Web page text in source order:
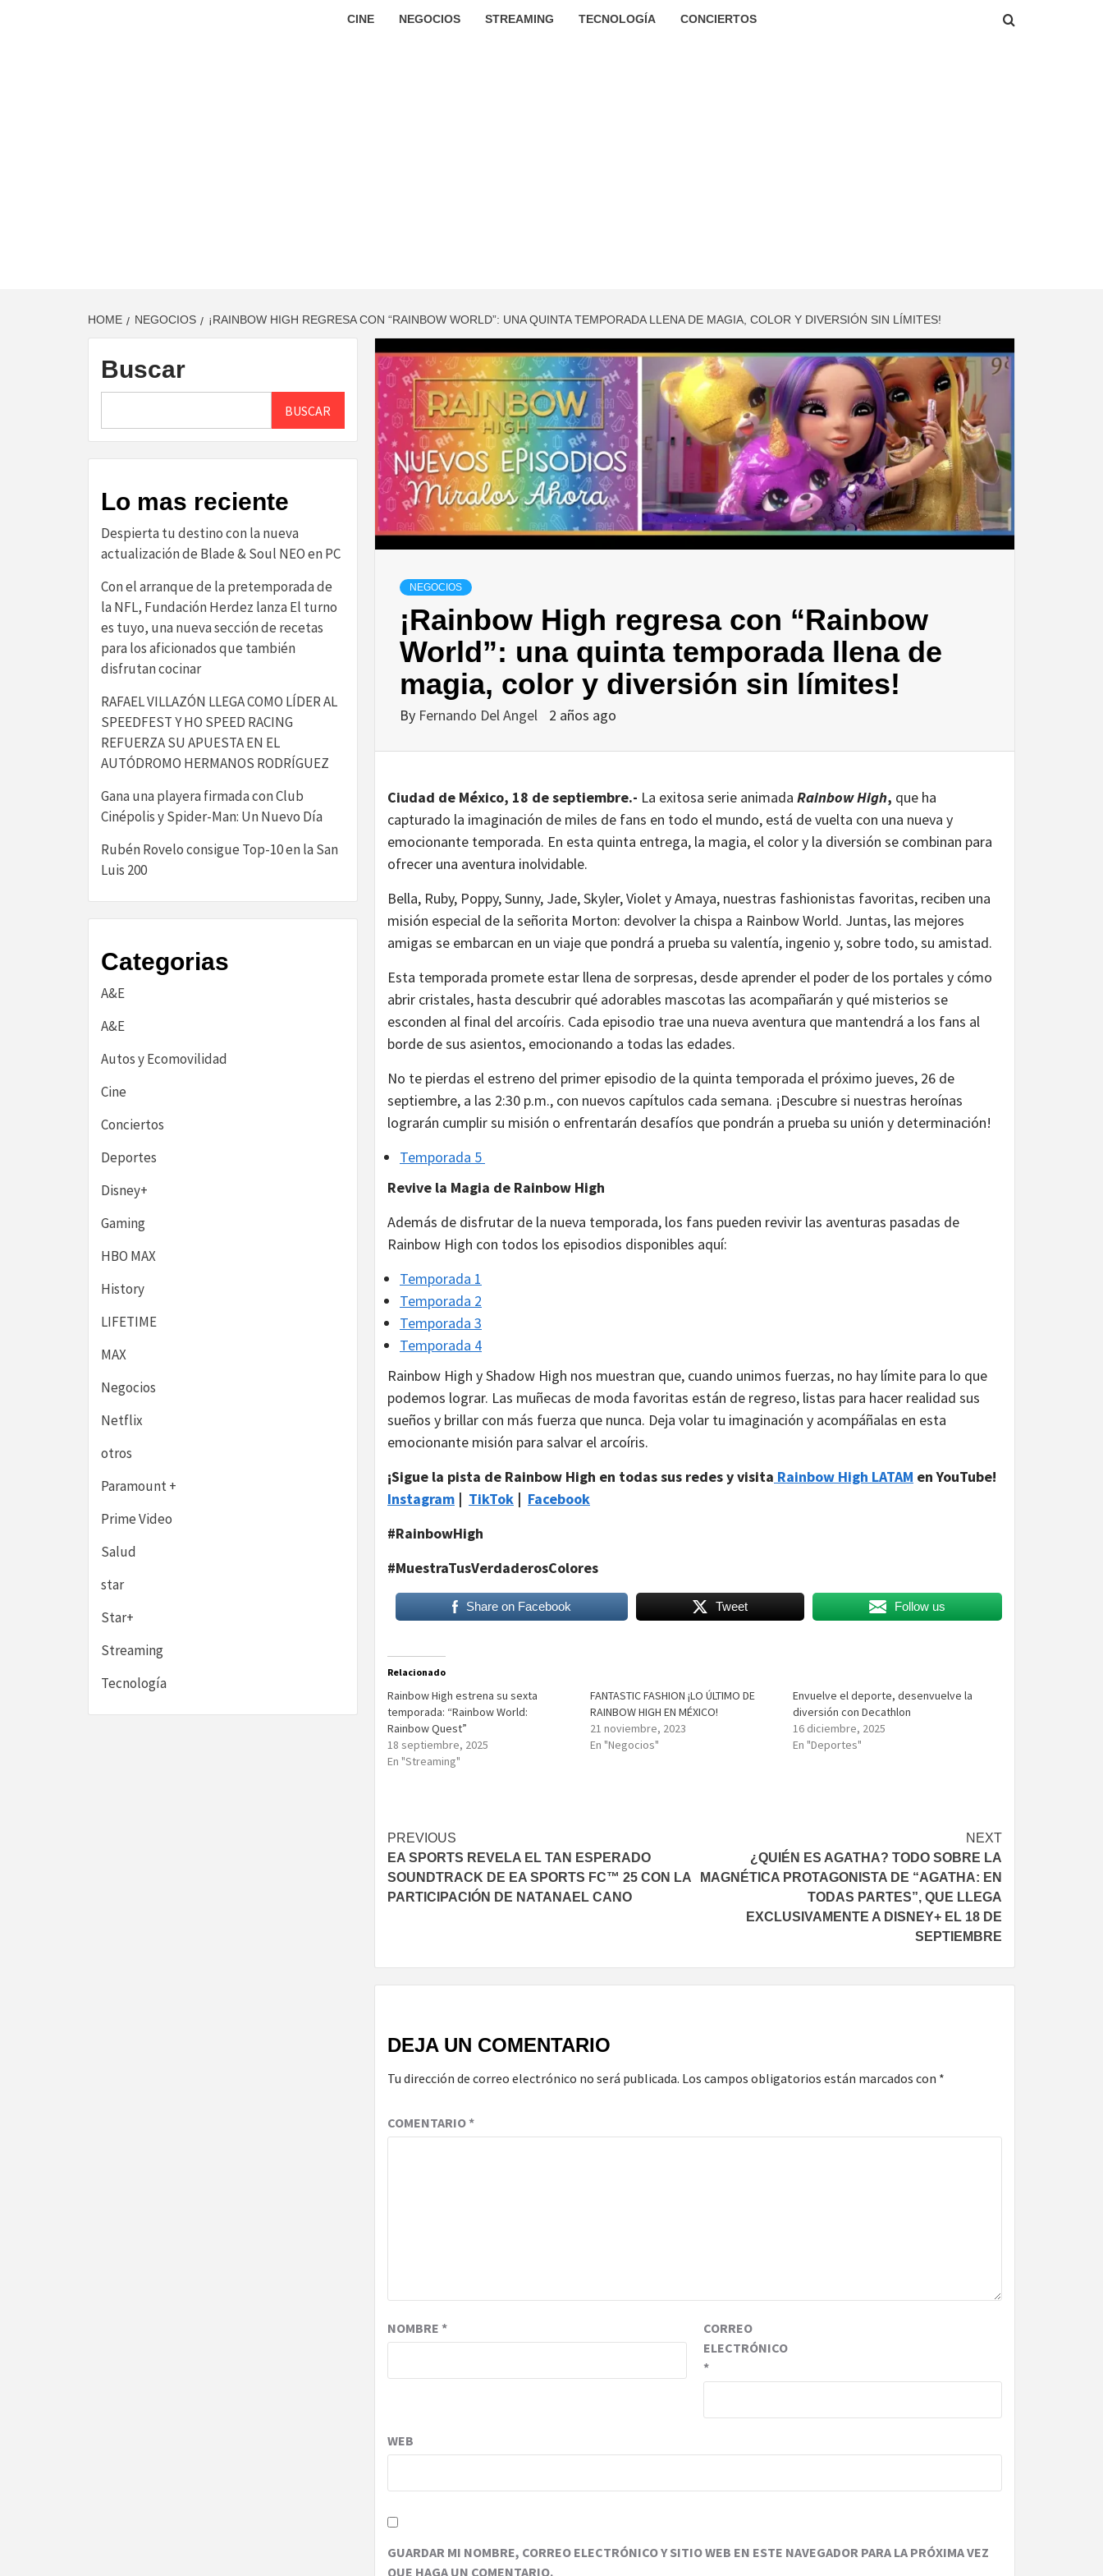
CINE NEGOCIOS STREAMING TECNOLOGÍA CONCIERTOS
HOME NEGOCIOS ¡RAINBOW HIGH REGRESA CON “RAINBOW WORLD”: UNA QUINTA TEMPORADA LLENA DE MAGIA, COLOR Y DIVERSIÓN SIN LÍMITES!
NEGOCIOS
¡Rainbow High regresa con “Rainbow
World”: una quinta temporada llena de
magia, color y diversión sin límites!
By Fernando Del Angel 2 años ago
Ciudad de México, 18 de septiembre.- La exitosa serie animada Rainbow High, que ha
capturado la imaginación de miles de fans en todo el mundo, está de vuelta con una nueva y
emocionante temporada. En esta quinta entrega, la magia, el color y la diversión se combinan para
ofrecer una aventura inolvidable.
Bella, Ruby, Poppy, Sunny, Jade, Skyler, Violet y Amaya, nuestras fashionistas favoritas, reciben una
misión especial de la señorita Morton: devolver la chispa a Rainbow World. Juntas, las mejores
amigas se embarcan en un viaje que pondrá a prueba su valentía, ingenio y, sobre todo, su amistad.
Esta temporada promete estar llena de sorpresas, desde aprender el poder de los portales y cómo
abrir cristales, hasta descubrir qué adorables mascotas las acompañarán y qué misterios se
esconden al final del arcoíris. Cada episodio trae una nueva aventura que mantendrá a los fans al
borde de sus asientos, emocionando a todas las edades.
No te pierdas el estreno del primer episodio de la quinta temporada el próximo jueves, 26 de
septiembre, a las 2:30 p.m., con nuevos capítulos cada semana. ¡Descubre si nuestras heroínas
lograrán cumplir su misión o enfrentarán desafíos que pondrán a prueba su unión y determinación!
Temporada 5
Revive la Magia de Rainbow High
Además de disfrutar de la nueva temporada, los fans pueden revivir las aventuras pasadas de
Rainbow High con todos los episodios disponibles aquí:
Temporada 1
Temporada 2
Temporada 3
Temporada 4
Rainbow High y Shadow High nos muestran que, cuando unimos fuerzas, no hay límite para lo que
podemos lograr. Las muñecas de moda favoritas están de regreso, listas para hacer realidad sus
sueños y brillar con más fuerza que nunca. Deja volar tu imaginación y acompáñalas en esta
emocionante misión para salvar el arcoíris.
¡Sigue la pista de Rainbow High en todas sus redes y visita Rainbow High LATAM en YouTube!
Instagram | TikTok | Facebook
#RainbowHigh
#MuestraTusVerdaderosColores
Share on Facebook Tweet Follow us
Relacionado
Rainbow High estrena su sexta
temporada: “Rainbow World:
Rainbow Quest”
18 septiembre, 2025
En "Streaming"
FANTASTIC FASHION ¡LO ÚLTIMO DE
RAINBOW HIGH EN MÉXICO!
21 noviembre, 2023
En "Negocios"
Envuelve el deporte, desenvuelve la
diversión con Decathlon
16 diciembre, 2025
En "Deportes"
Post
navigation
PREVIOUS
EA SPORTS REVELA EL TAN ESPERADO
SOUNDTRACK DE EA SPORTS FC™ 25 CON LA
PARTICIPACIÓN DE NATANAEL CANO
NEXT
¿QUIÉN ES AGATHA? TODO SOBRE LA
MAGNÉTICA PROTAGONISTA DE “AGATHA: EN
TODAS PARTES”, QUE LLEGA
EXCLUSIVAMENTE A DISNEY+ EL 18 DE
SEPTIEMBRE
DEJA UN COMENTARIO
Tu dirección de correo electrónico no será publicada. Los campos obligatorios están marcados con *
COMENTARIO*
NOMBRE *
CORREO
ELECTRÓNICO
*
WEB
GUARDAR MI NOMBRE, CORREO ELECTRÓNICO Y SITIO WEB EN ESTE NAVEGADOR PARA LA PRÓXIMA VEZ
QUE HAGA UN COMENTARIO.
Buscar
BUSCAR
Lo mas reciente
Despierta tu destino con la nueva
actualización de Blade & Soul NEO en PC
Con el arranque de la pretemporada de
la NFL, Fundación Herdez lanza El turno
es tuyo, una nueva sección de recetas
para los aficionados que también
disfrutan cocinar
RAFAEL VILLAZÓN LLEGA COMO LÍDER AL
SPEEDFEST Y HO SPEED RACING
REFUERZA SU APUESTA EN EL
AUTÓDROMO HERMANOS RODRÍGUEZ
Gana una playera firmada con Club
Cinépolis y Spider-Man: Un Nuevo Día
Rubén Rovelo consigue Top-10 en la San
Luis 200
Categorias
A&E
A&E
Autos y Ecomovilidad
Cine
Conciertos
Deportes
Disney+
Gaming
HBO MAX
History
LIFETIME
MAX
Negocios
Netflix
otros
Paramount +
Prime Video
Salud
star
Star+
Streaming
Tecnología